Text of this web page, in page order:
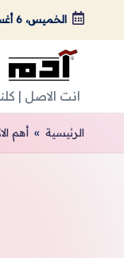
التجاوز
الخميس، 6 أغسطس 2026
A
d
انت الاصل |
الرئيسية » أهم